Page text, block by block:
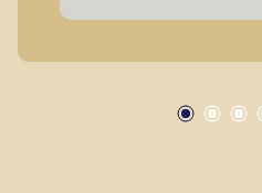
locação, vendas de
de Ribeirão Preto.